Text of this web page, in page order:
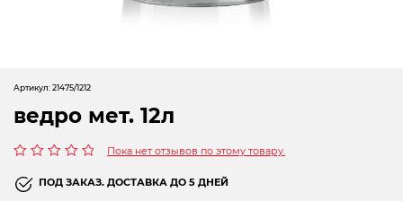
Сварочное оборудование
Спецодежда
Артикул:21475/1212
ведро мет. 12л
0
из
Пока нет отзывов по этому товару.
ПОД ЗАКАЗ. ДОСТАВКА ДО 5 ДНЕЙ